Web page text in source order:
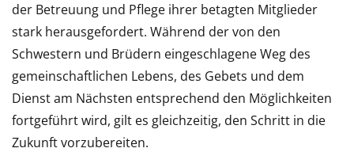
der Betreuung und Pflege ihrer betagten Mitglieder
stark herausgefordert. Während der von den
Schwestern und Brüdern eingeschlagene Weg des
gemeinschaftlichen Lebens, des Gebets und dem
Dienst am Nächsten entsprechend den Möglichkeiten
fortgeführt wird, gilt es gleichzeitig, den Schritt in die
Zukunft vorzubereiten.